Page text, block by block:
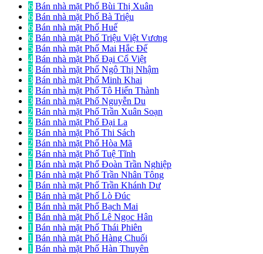
6 Bán nhà mặt Phố Bùi Thị Xuân
6 Bán nhà mặt Phố Bà Triệu
6 Bán nhà mặt Phố Huế
6 Bán nhà mặt Phố Triệu Việt Vương
5 Bán nhà mặt Phố Mai Hắc Đế
4 Bán nhà mặt Phố Đại Cổ Việt
3 Bán nhà mặt Phố Ngô Thị Nhậm
3 Bán nhà mặt Phố Minh Khai
3 Bán nhà mặt Phố Tô Hiến Thành
3 Bán nhà mặt Phố Nguyễn Du
2 Bán nhà mặt Phố Trần Xuân Soạn
2 Bán nhà mặt Phố Đại La
2 Bán nhà mặt Phố Thi Sách
2 Bán nhà mặt Phố Hòa Mã
2 Bán nhà mặt Phố Tuệ Tĩnh
1 Bán nhà mặt Phố Đoàn Trần Nghiệp
1 Bán nhà mặt Phố Trần Nhân Tông
1 Bán nhà mặt Phố Trần Khánh Dư
1 Bán nhà mặt Phố Lò Đúc
1 Bán nhà mặt Phố Bạch Mai
1 Bán nhà mặt Phố Lê Ngọc Hân
1 Bán nhà mặt Phố Thái Phiên
1 Bán nhà mặt Phố Hàng Chuối
1 Bán nhà mặt Phố Hàn Thuyên